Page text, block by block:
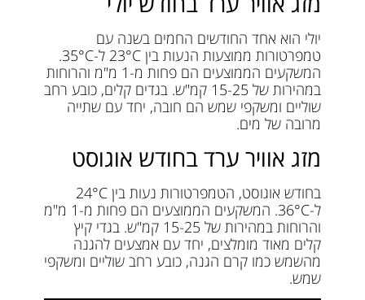
יולי הוא אחד החודשים החמים בשנה עם
טמפרטורות ממוצעות הנעות בין 23°C ל-35°C.
המשקעים הממוצעים הם פחות מ-1 מ"מ והרוחות
במהירות של 15-25 קמ"ש. בגדים קלים, כובע רחב
שוליים ומשקפי שמש הם חובה, יחד עם שתייה
מרובה של מים.
מזג אוויר ערד בחודש אוגוסט
בחודש אוגוסט, הטמפרטורות נעות בין 24°C
ל-36°C. המשקעים הממוצעים הם פחות מ-1 מ"מ
והרוחות במהירות של 15-25 קמ"ש. בגדי קיץ
קלים מאוד מומלצים, יחד עם אמצעים להגנה
מהשמש כמו קרם הגנה, כובע רחב שוליים ומשקפי
שמש.